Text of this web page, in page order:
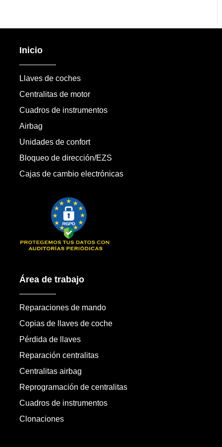
Inicio
Llaves de coches
Centralitas de motor
Cuadros de instrumentos
Airbag
Unidades de confort
Bloqueo de dirección/EZS
Cajas de cambio electrónicas
Área de trabajo
Reparaciones de mando
Copias de llaves de coche
Pérdida de llaves
Reparación centralitas
Centralitas airbag
Reprogramación de centralitas
Cuadros de instrumentos
Clonaciones